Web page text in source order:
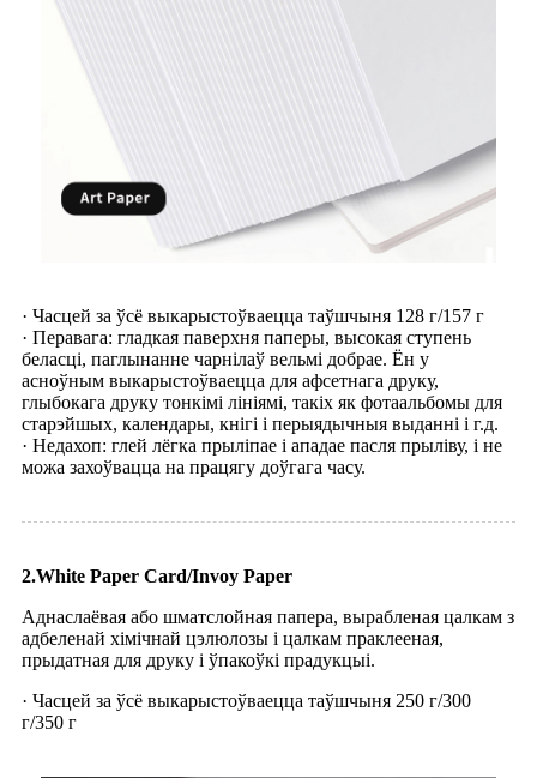
· Часцей за ўсё выкарыстоўваецца таўшчыня 128 г/157 г
· Перавага: гладкая паверхня паперы, высокая ступень
беласці, паглынанне чарнілаў вельмі добрае. Ён у
асноўным выкарыстоўваецца для афсетнага друку,
глыбокага друку тонкімі лініямі, такіх як фотаальбомы для
старэйшых, календары, кнігі і перыядычныя выданні і г.д.
· Недахоп: глей лёгка прыліпае і ападае пасля прыліву, і не
можа захоўвацца на працягу доўгага часу.
2.White Paper Card/Invoy Paper
Аднаслаёвая або шматслойная папера, вырабленая цалкам з
адбеленай хімічнай цэлюлозы і цалкам праклееная,
прыдатная для друку і ўпакоўкі прадукцыі.
· Часцей за ўсё выкарыстоўваецца таўшчыня 250 г/300
г/350 г